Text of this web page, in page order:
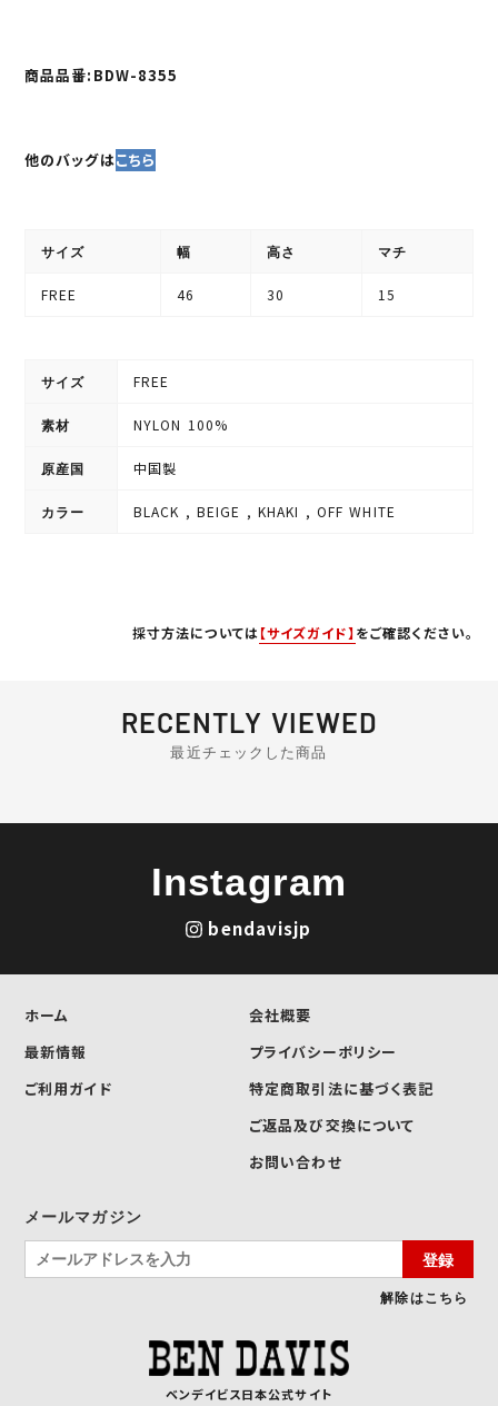
商品品番:BDW-8355
他のバッグはこちら
サイズ 幅 高さ マチ
FREE 46 30 15
サイズ FREE
素材 NYLON 100%
原産国 中国製
カラー BLACK , BEIGE , KHAKI , OFF WHITE
採寸方法については【サイズガイド】 をご確認ください。
RECENTLY VIEWED
最近チェックした商品
Instagram
bendavisjp
ホーム
最新情報
ご利用ガイド
会社概要
プライバシーポリシー
特定商取引法に基づく表記
ご返品及び交換について
お問い合わせ
メールマガジン
登録
解除はこちら
ベンデイビス日本公式サイト